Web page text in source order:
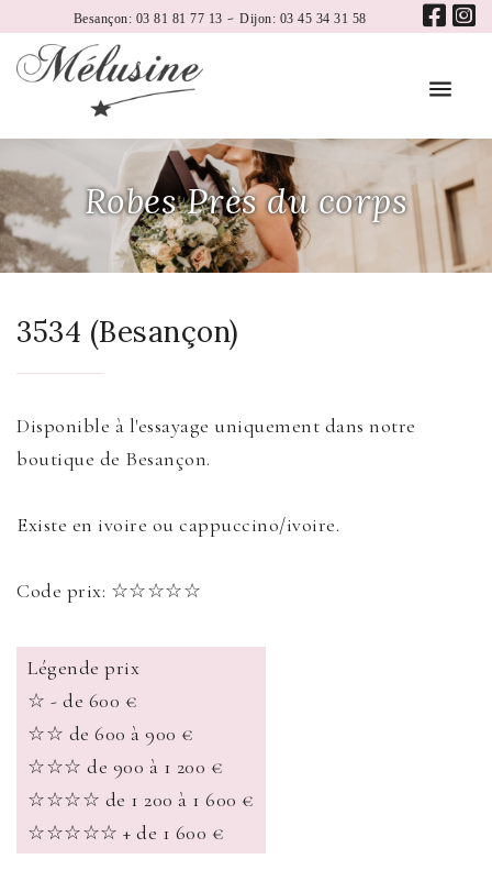
Besançon: 03 81 81 77 13 - Dijon: 03 45 34 31 58
Robes Près du corps
3534 (Besançon)
Disponible à l'essayage uniquement dans notre
boutique de Besançon.
Existe en ivoire ou cappuccino/ivoire.
Code prix: ☆☆☆☆☆
Légende prix
☆ - de 600 €
☆☆ de 600 à 900 €
☆☆☆ de 900 à 1 200 €
☆☆☆☆ de 1 200 à 1 600 €
☆☆☆☆☆ + de 1 600 €